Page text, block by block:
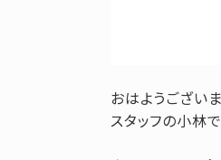
おはようございま
スタッフの小林